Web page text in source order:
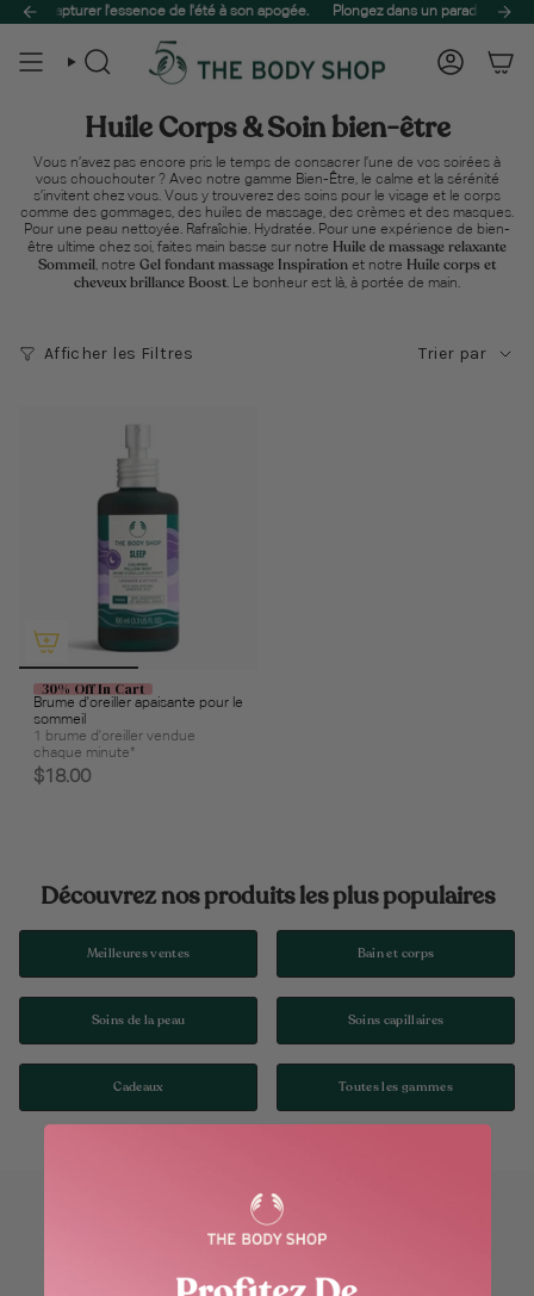
Passer
au
sur toute votre commande de soins personnels ! 🌿 Offrez à votre peau
capturer l'essence de l'été à son apogée. Plongez dans un paradis
Recherche Compte
Huile Corps & Soin bien-être
Vous n’avez pas encore pris le temps de consacrer l’une de vos soirées à
vous chouchouter ? Avec notre gamme Bien-Être, le calme et la sérénité
s’invitent chez vous. Vous y trouverez des soins pour le visage et le corps
comme des gommages, des huiles de massage, des crèmes et des masques.
Pour une peau nettoyée. Rafraîchie. Hydratée. Pour une expérience de bien-
être ultime chez soi, faites main basse sur notre Huile de massage relaxante
Sommeil, notre Gel fondant massage Inspiration et notre Huile corps et
cheveux brillance Boost. Le bonheur est là, à portée de main.
Afficher les Filtres
Trier
Trier par
30% Off In Cart
Brume d'oreiller apaisante pour le
sommeil
1 brume d'oreiller vendue
chaque minute*
$18.00
Découvrez nos produits les plus populaires
Meilleures ventes Bain et corps
Soins de la peau Soins capillaires
Cadeaux Toutes les gammes